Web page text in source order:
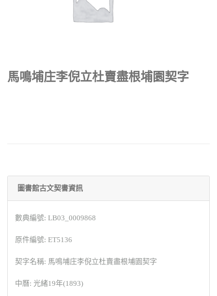
馬鳴埔庄李倪立杜賣盡根埔園契字
圖書館古文契書資訊
數典編號: LB03_0009868
原件編號: ET5136
契字名稱: 馬鳴埔庄李倪立杜賣盡根埔園契字
中曆: 光緒19年(1893)